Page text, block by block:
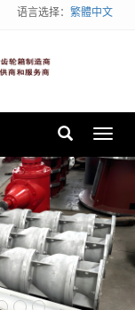
语言选择： 繁體中文